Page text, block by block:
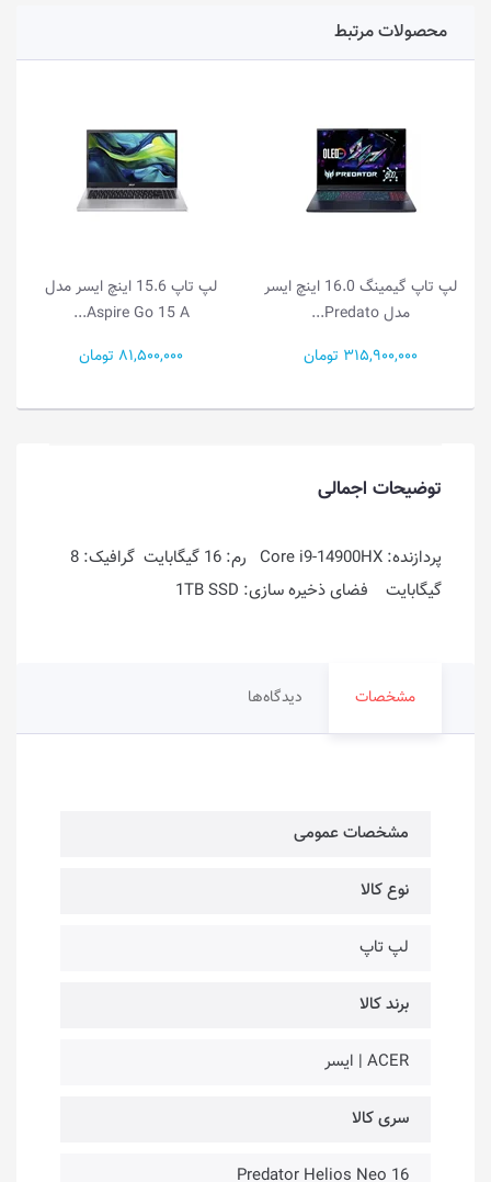
محصولات مرتبط
لپ تاپ گیمینگ 16.0 اینچ ایسر
لپ تاپ 15.6 اینچ ایسر مدل
Aspire Go 15 A...
81,500,000 تومان
لپ تاپ 15.6
Aspire 5 15 A5...
99,000,000 تومان
توضیحات اجمالی
پردازنده: Core i9-14900HX رم: 16 گیگابایت گرافیک: 8
گیگابایت فضای ذخیره سازی: 1TB SSD
مشخصات دیدگاه‌ها
مشخصات عمومی
نوع کالا
لپ تاپ
برند کالا
ACER | ایسر
سری کالا
Predator Helios Neo 16